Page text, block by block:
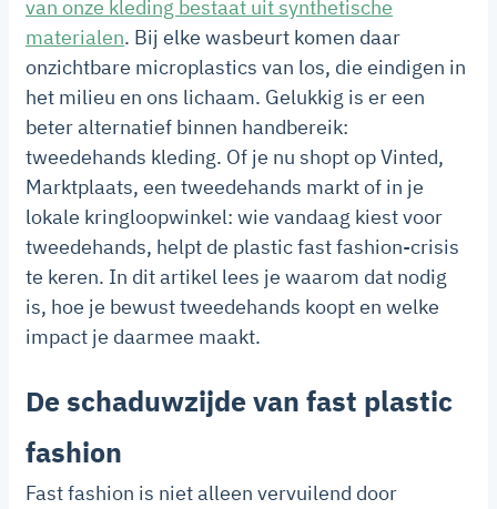
van onze kleding bestaat uit synthetische
materialen. Bij elke wasbeurt komen daar
onzichtbare microplastics van los, die eindigen in
het milieu en ons lichaam. Gelukkig is er een
beter alternatief binnen handbereik:
tweedehands kleding. Of je nu shopt op Vinted,
Marktplaats, een tweedehands markt of in je
lokale kringloopwinkel: wie vandaag kiest voor
tweedehands, helpt de plastic fast fashion-crisis
te keren. In dit artikel lees je waarom dat nodig
is, hoe je bewust tweedehands koopt en welke
impact je daarmee maakt.
De schaduwzijde van fast plastic
fashion
Fast fashion is niet alleen vervuilend door